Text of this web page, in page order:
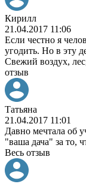
Кирилл
21.04.2017 11:06
Если честно я
угодить. Но в эту
Свежий воздух,
отзыв
Татьяна
21.04.2017 11:01
Давно мечтала об
"ваша дача" за то,
Весь отзыв